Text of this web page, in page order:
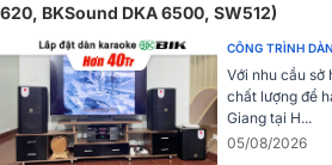
Amply karaokeAV BIK BJ A88 được
chống hú tự động giúp hạn chế tối đa
cho âm thanh đầu ra trong trẻo, mượt
thoát, nhẹ nhàng.
620, BKSound DKA 6500, SW512)
CÔNG TRÌNH
Với nhu cầu sở
chất lượng để
Giang tại H...
05/08/2026